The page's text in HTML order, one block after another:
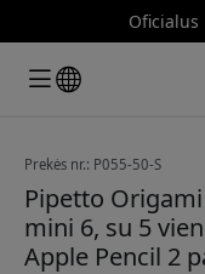
Oficialus
Prekės nr.: P055-50-S
Pipetto
mini 6, su 5
Apple Pencil 2